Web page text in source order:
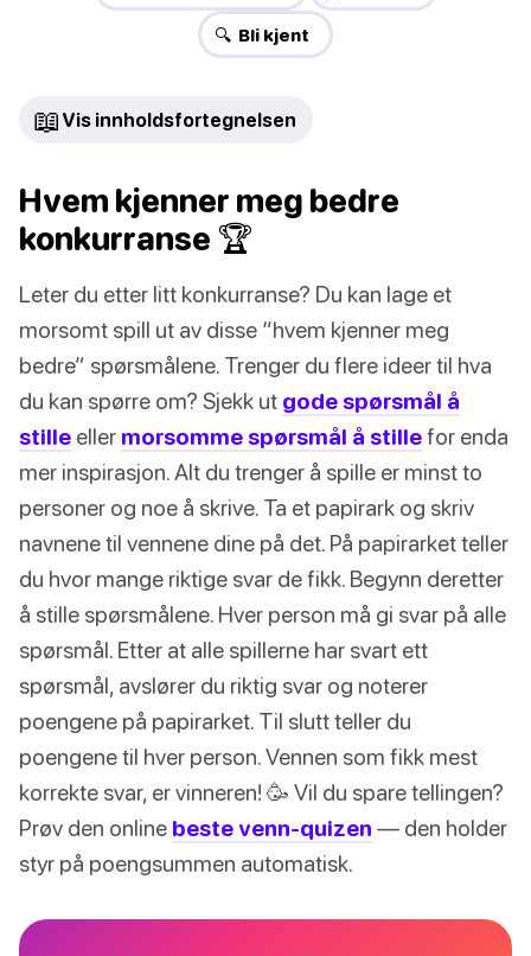
🔍 Bli kjent
📖 Vis innholdsfortegnelsen
Hvem kjenner meg bedre
konkurranse 🏆
Leter du etter litt konkurranse? Du kan lage et
morsomt spill ut av disse “hvem kjenner meg
bedre” spørsmålene. Trenger du flere ideer til hva
du kan spørre om? Sjekk ut gode spørsmål å
stille eller morsomme spørsmål å stillefor enda
mer inspirasjon. Alt du trenger å spille er minst to
personer og noe å skrive. Ta et papirark og skriv
navnene til vennene dine på det. På papirarket teller
du hvor mange riktige svar de fikk. Begynn deretter
å stille spørsmålene. Hver person må gi svar på alle
spørsmål. Etter at alle spillerne har svart ett
spørsmål, avslører du riktig svar og noterer
poengene på papirarket. Til slutt teller du
poengene til hver person. Vennen som fikk mest
korrekte svar, er vinneren! 🥳 Vil du spare tellingen?
Prøv den online beste venn-quizen — den holder
styr på poengsummen automatisk.